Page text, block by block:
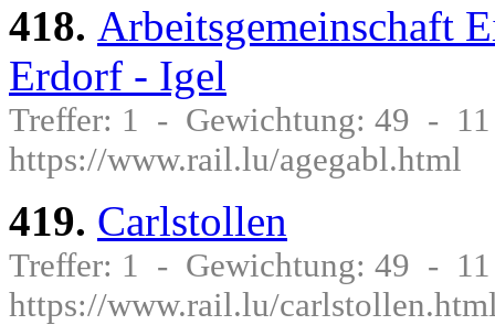
418. Arbeitsgemeinschaft
Erdorf - Igel
Treffer: 1 - Gewichtung: 49 -
https://www.rail.lu/agegabl.html
419. Carlstollen
Treffer: 1 - Gewichtung: 49 -
https://www.rail.lu/